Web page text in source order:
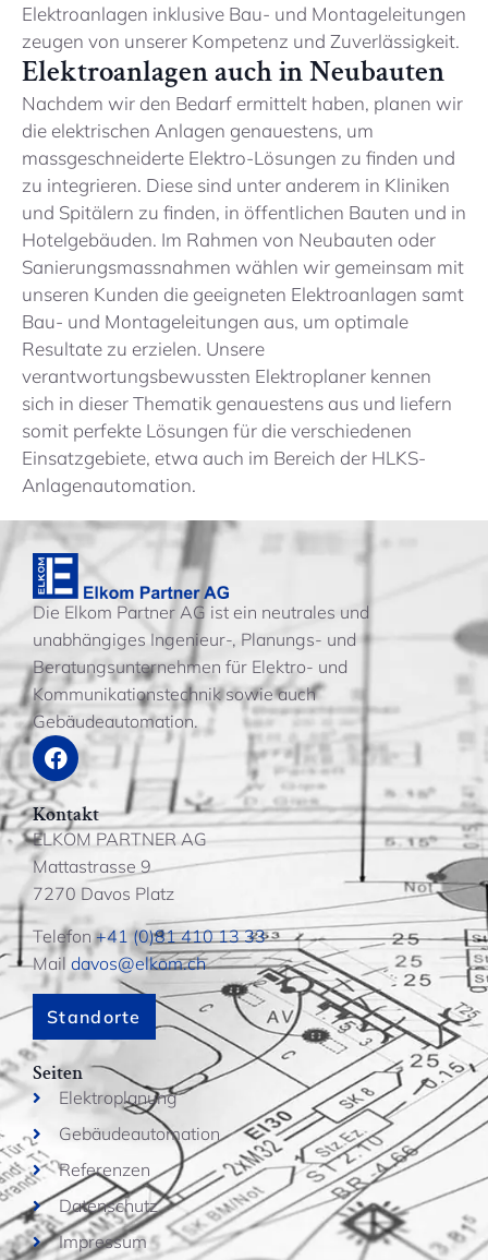
Elektroanlagen inklusive Bau- und Montageleitungen
zeugen von unserer Kompetenz und Zuverlässigkeit.
Elektroanlagen auch in Neubauten
Nachdem wir den Bedarf ermittelt haben, planen wir
die elektrischen Anlagen genauestens, um
massgeschneiderte Elektro-Lösungen zu finden und
zu integrieren. Diese sind unter anderem in Kliniken
und Spitälern zu finden, in öffentlichen Bauten und in
Hotelgebäuden. Im Rahmen von Neubauten oder
Sanierungsmassnahmen wählen wir gemeinsam mit
unseren Kunden die geeigneten Elektroanlagen samt
Bau- und Montageleitungen aus, um optimale
Resultate zu erzielen. Unsere
verantwortungsbewussten Elektroplaner kennen
sich in dieser Thematik genauestens aus und liefern
somit perfekte Lösungen für die verschiedenen
Einsatzgebiete, etwa auch im Bereich der HLKS-
Anlagenautomation.
Die Elkom Partner AG ist ein neutrales und
unabhängiges Ingenieur-, Planungs- und
Beratungsunternehmen für Elektro- und
Kommunikationstechnik sowie auch
Gebäudeautomation.
Kontakt
ELKOM PARTNER AG
Mattastrasse 9
7270 Davos Platz
Telefon+41 (0)81 410 13 33
Mail davos@elkom.ch
Standorte
Seiten
Elektroplanung
Gebäudeautomation
Referenzen
Datenschutz
Impressum